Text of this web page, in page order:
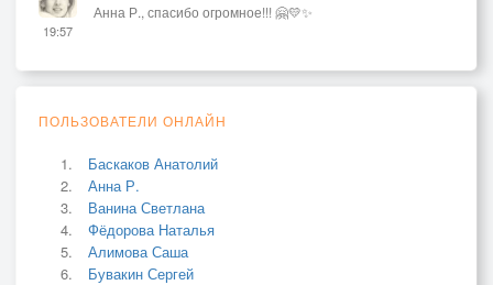
19:57
Анна Р., спасибо огромное!!! 🤗💛✨
ПОЛЬЗОВАТЕЛИ ОНЛАЙН
Баскаков Анатолий
Анна Р.
Ванина Светлана
Фёдорова Наталья
Алимова Саша
Бувакин Сергей